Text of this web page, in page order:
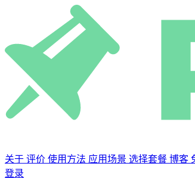
关于 评价 使用方法 应用场景 选择套餐 博客
登录